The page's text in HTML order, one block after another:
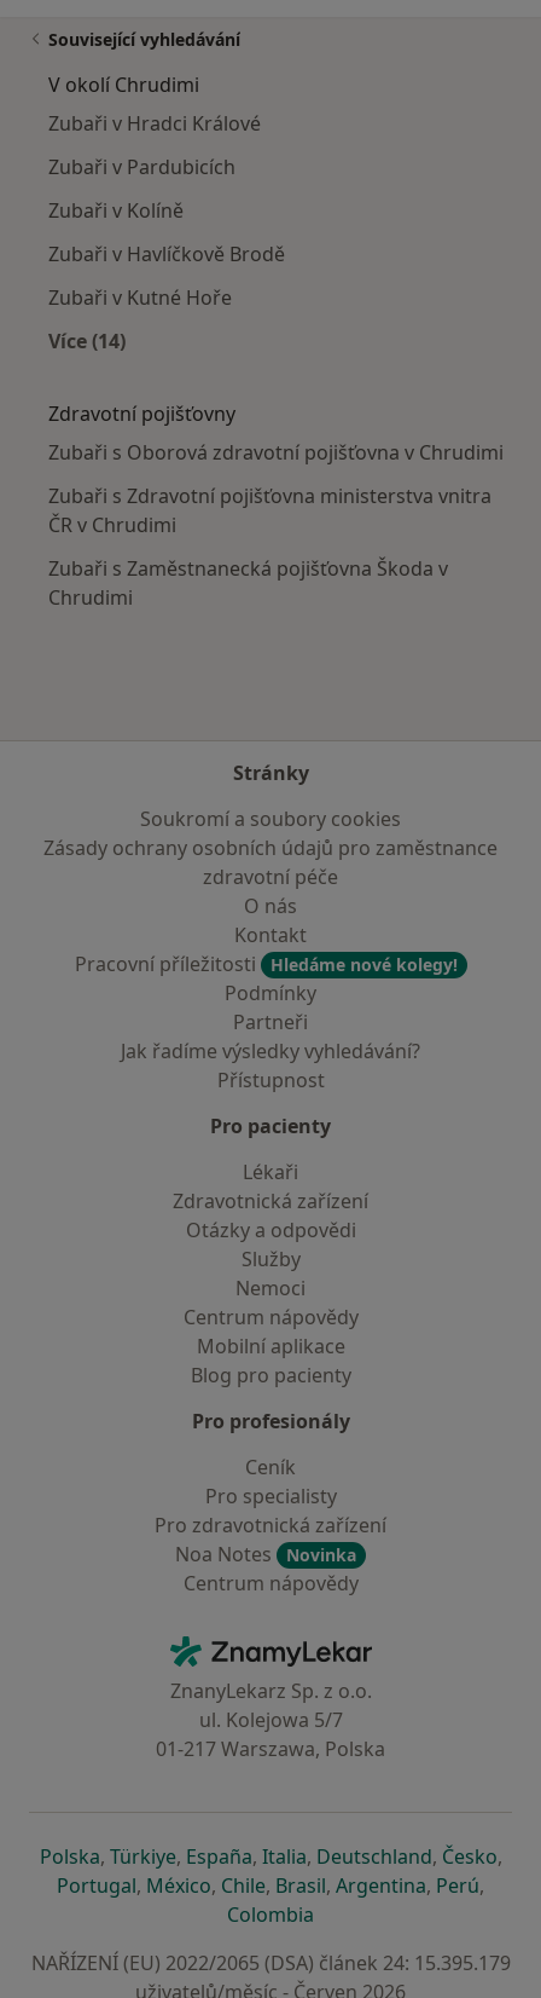
Související vyhledávání
V okolí Chrudimi
Zubaři v Hradci Králové
Zubaři v Pardubicích
Zubaři v Kolíně
Zubaři v Havlíčkově Brodě
Zubaři v Kutné Hoře
Více (14)
Zdravotní pojišťovny
Zubaři s Oborová zdravotní pojišťovna v Chrudimi
Zubaři s Zdravotní pojišťovna ministerstva vnitra
ČR v Chrudimi
Zubaři s Zaměstnanecká pojišťovna Škoda v
Chrudimi
Stránky
Soukromí a soubory cookies
Zásady ochrany osobních údajů pro zaměstnance
zdravotní péče
O nás
Kontakt
Pracovní příležitosti
Hledáme nové kolegy!
Podmínky
Partneři
Jak řadíme výsledky vyhledávání?
Přístupnost
Pro pacienty
Lékaři
Zdravotnická zařízení
Otázky a odpovědi
Služby
Nemoci
Centrum nápovědy
Mobilní aplikace
Blog pro pacienty
Pro profesionály
Ceník
Pro specialisty
Pro zdravotnická zařízení
Noa Notes
Novinka
Centrum nápovědy
ZnamyLekar - Hlavní stránka
ZnanyLekarz Sp. z o.o.
ul. Kolejowa 5/7
01-217 Warszawa, Polska
Polskase otevře v nové záložce
, Türkiyese otevře v nové záložce
, Españase otevře v nové záložce
, Italiase otevře v nové záložce
, Deutschlandse otevře v
, Českose
,
Portugalse otevře v nové záložce
, Méxicose otevře v nové záložce
, Chilese otevře v nové záložce
, Brasilse otevře v nové
, Argentinase otevře v
, Perúse
,
Colombia
NAŘÍZENÍ (EU) 2022/2065 (DSA) článek 24: 15.395.179
uživatelů/měsíc - Červen 2026